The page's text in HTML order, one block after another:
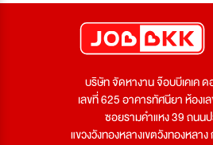
บริษัท จัดหางาน จ๊อบบีเคเค
เลขที่ 625 อาคารทัศนียา ห้อง
ซอยรามคำแหง 39 ถนน
แขวงวังทองหลางเขตวังทองหลา